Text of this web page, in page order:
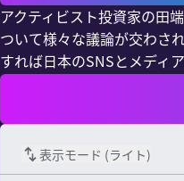
アクティビスト投資家の田
ついて様々な議論が交わさ
すれば日本のSNSとメディ
表示モード (ライト)